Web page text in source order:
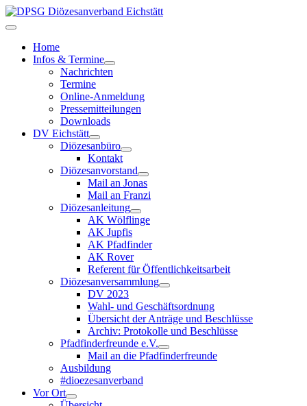
Home
Infos & Termine
Nachrichten
Termine
Online-Anmeldung
Pressemitteilungen
Downloads
DV Eichstätt
Diözesanbüro
Kontakt
Diözesanvorstand
Mail an Jonas
Mail an Franzi
Diözesanleitung
AK Wölflinge
AK Jupfis
AK Pfadfinder
AK Rover
Referent für Öffentlichkeitsarbeit
Diözesanversammlung
DV 2023
Wahl- und Geschäftsordnung
Übersicht der Anträge und Beschlüsse
Archiv: Protokolle und Beschlüsse
Pfadfinderfreunde e.V.
Mail an die Pfadfinderfreunde
Ausbildung
#dioezesanverband
Vor Ort